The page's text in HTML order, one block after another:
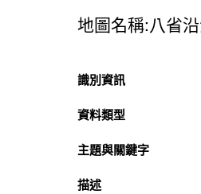
地圖名稱:八省
識別資訊
資料類型
主題與關鍵字
描述